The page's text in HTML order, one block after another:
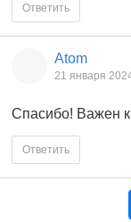
Ответить
Atom
21 января
Спасибо! Важен
Ответить